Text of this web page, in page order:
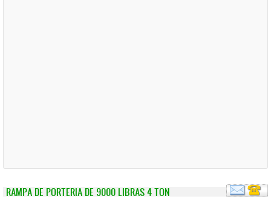
RAMPA DE PORTERIA DE 9000 LIBRAS 4 TON